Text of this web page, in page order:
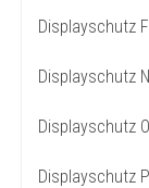
Displayschutz
Displayschutz
Displayschutz
Displayschutz